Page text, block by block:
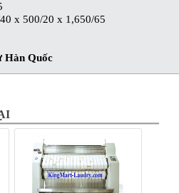
x 500/20 x 1,650/65
Hàn Quốc